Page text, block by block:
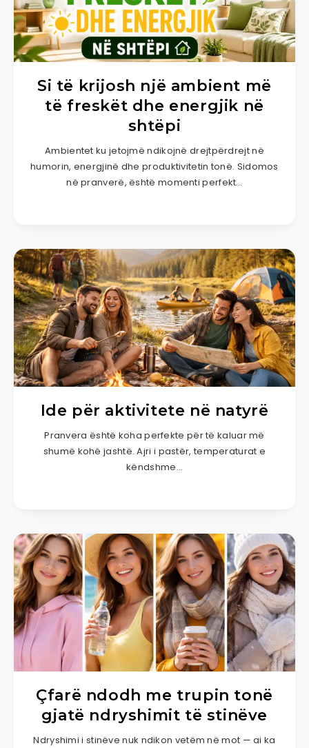
Si të krijosh një ambient më
të freskët dhe energjik në
shtëpi
Ambientet ku jetojmë ndikojnë drejtpërdrejt në
humorin, energjinë dhe produktivitetin tonë. Sidomos
në pranverë, është momenti perfekt…
Ide për aktivitete në natyrë
Pranvera është koha perfekte për të kaluar më
shumë kohë jashtë. Ajri i pastër, temperaturat e
këndshme…
Çfarë ndodh me trupin tonë
gjatë ndryshimit të stinëve
Ndryshimi i stinëve nuk ndikon vetëm në mot — ai ka